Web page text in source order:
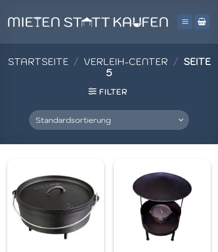
Inhalt
springen
STARTSEITE / VERLEIH-CENTER / SEITE
5
FILTER